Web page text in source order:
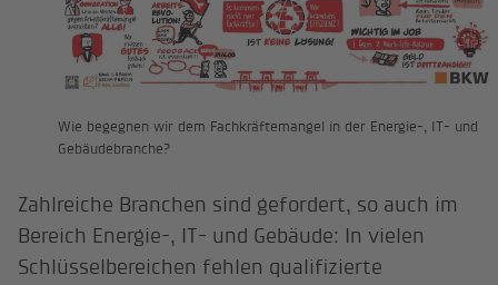
Zahlreiche Branchen sind gefordert, so auch im
Bereich Energie-, IT- und Gebäude: In vielen
Schlüsselbereichen fehlen qualifizierte
Wie begegnen wir dem Fachkräftemangel in der Energie-, IT- und
Gebäudebranche?